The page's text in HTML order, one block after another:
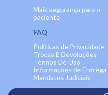
Mais segurança para o
paciente
FAQ
Políticas de Privacidade
Trocas E Devoluções
Termos De Uso
Informações de Entrega
Mandatos Judiciais